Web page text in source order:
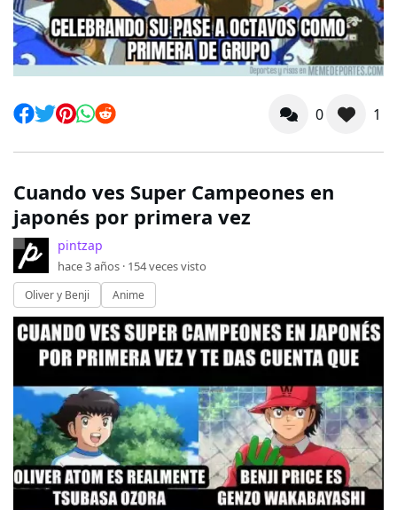
0 1
Cuando ves Super Campeones en
japonés por primera vez
pintzap
hace 3 años · 154veces visto
Oliver y Benji Anime